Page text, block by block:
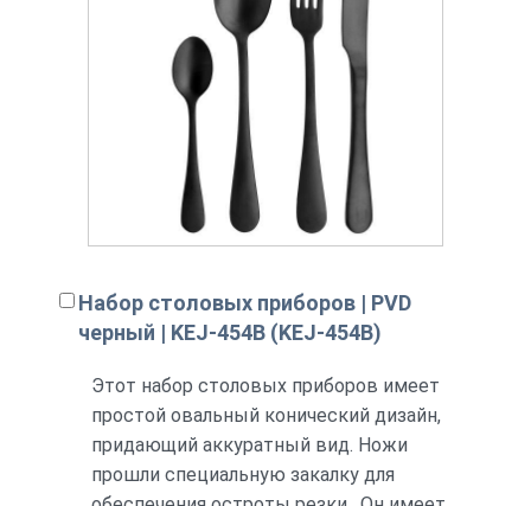
Набор столовых приборов | PVD
черный | KEJ-454B (KEJ-454B)
Этот набор столовых приборов имеет
простой овальный конический дизайн,
придающий аккуратный вид. Ножи
прошли специальную закалку для